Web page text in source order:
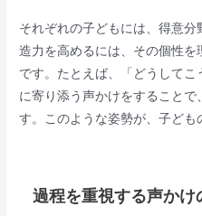
それぞれの子どもには、得意
造力を高めるには、その個性
です。たとえば、「どうして
に寄り添う声かけをすることで
す。このような姿勢が、子ども
過程を重視する声かけ